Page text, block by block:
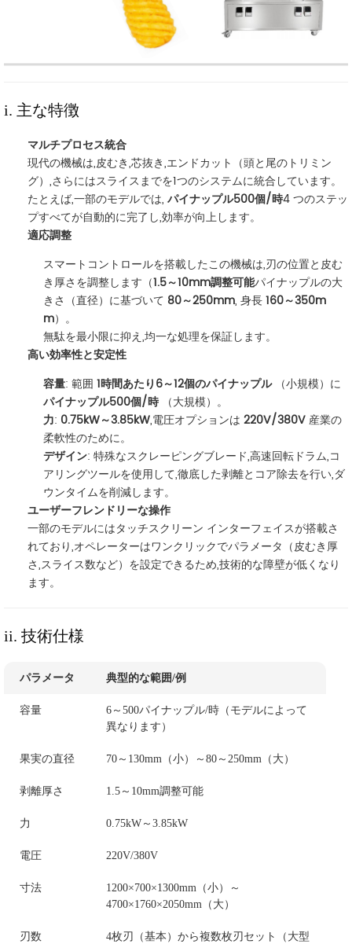
i. 主な特徴
マルチプロセス統合
現代の機械は,皮むき,芯抜き,エンドカット（頭と尾のトリミン
グ）,さらにはスライスまでを1つのシステムに統合しています。
たとえば,一部のモデルでは, パイナップル500個/時4 つのステッ
プすべてが自動的に完了し,効率が向上します。
適応調整
スマートコントロールを搭載したこの機械は,刃の位置と皮む
き厚さを調整します（1.5～10mm調整可能パイナップルの大
きさ（直径）に基づいて 80～250mm, 身長160～350m
m）。
無駄を最小限に抑え,均一な処理を保証します。
高い効率性と安定性
容量: 範囲 1時間あたり6～12個のパイナップル（小規模）に
パイナップル500個/時 （大規模）。
力: 0.75kW～3.85kW,電圧オプションは 220V/380V産業の
柔軟性のために。
デザイン: 特殊なスクレーピングブレード,高速回転ドラム,コ
アリングツールを使用して,徹底した剥離とコア除去を行い,ダ
ウンタイムを削減します。
ユーザーフレンドリーな操作
一部のモデルにはタッチスクリーン インターフェイスが搭載さ
れており,オペレーターはワンクリックでパラメータ（皮むき厚
さ,スライス数など）を設定できるため,技術的な障壁が低くなり
ます。
ii. 技術仕様
パラメータ 典型的な範囲/例
容量
6～500パイナップル/時（モデルによって
異なります）
果実の直径 70～130mm（小）～80～250mm（大）
剥離厚さ 1.5～10mm調整可能
力 0.75kW～3.85kW
電圧 220V/380V
寸法
1200×700×1300mm（小）～
4700×1760×2050mm（大）
刃数
4枚刃（基本）から複数枚刃セット（大型